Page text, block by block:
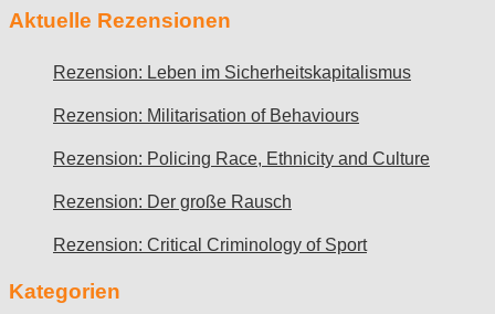
Aktuelle Rezensionen
Rezension: Leben im Sicherheitskapitalismus
Rezension: Militarisation of Behaviours
Rezension: Policing Race, Ethnicity and Culture
Rezension: Der große Rausch
Rezension: Critical Criminology of Sport
Kategorien